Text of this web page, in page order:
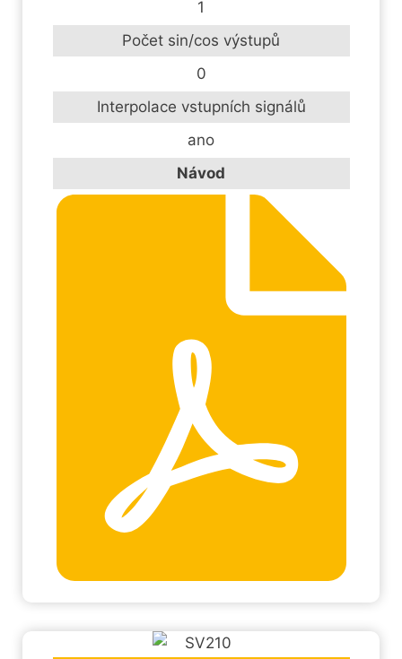
1
Počet sin/cos výstupů
0
Interpolace vstupních signálů
ano
Návod